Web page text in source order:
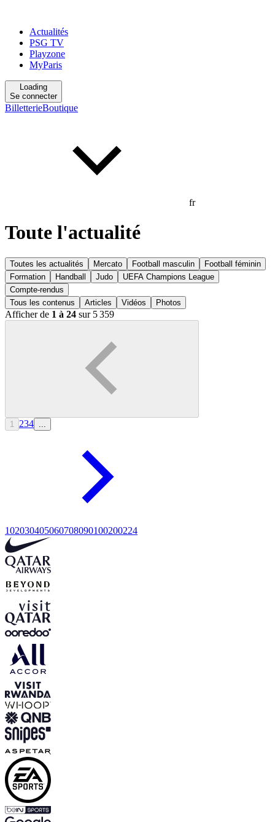
Actualités
PSG TV
Playzone
MyParis
Loading
Se connecter
BilletterieBoutique
fr
Toute l'actualité
Toutes les actualités Mercato Football masculin
Football féminin
Formation
Handball Judo
UEFA Champions League
Compte-rendus
Tous les contenus
Articles Vidéos Photos
Afficher de 1 à 24 sur 5 359
1 234
102030405060708090100200224